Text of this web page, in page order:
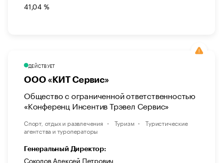
41,04 %
ДЕЙСТВУЕТ
ООО «КИТ Сервис»
Общество с ограниченной ответственностью
«Конференц Инсентив Трэвел Сервис»
Спорт, отдых и развлечения Туризм
Туристические
агентства и туроператоры
Генеральный Директор:
Соколов Алексей Петрович